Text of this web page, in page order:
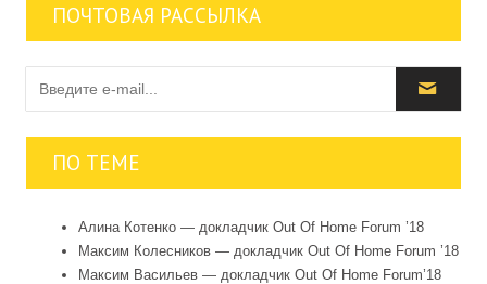
ПОЧТОВАЯ РАССЫЛКА
ПО ТЕМЕ
Алина Котенко — докладчик Out Of Home Forum ’18
Максим Колесников — докладчик Out Of Home Forum ’18
Максим Васильев — докладчик Out Of Home Forum’18